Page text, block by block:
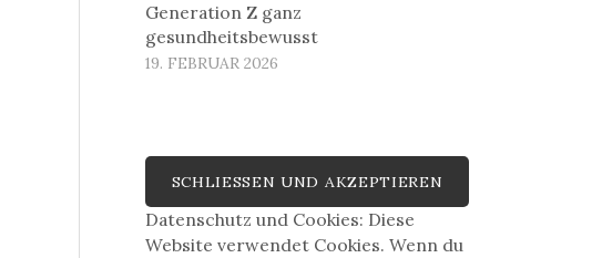
Generation Z ganz
gesundheitsbewusst
19. FEBRUAR 2026
Datenschutz und Cookies: Diese
Website verwendet Cookies. Wenn du